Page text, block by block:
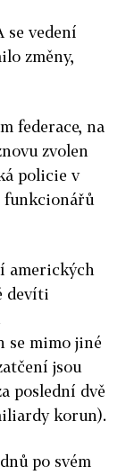
se vedení
změny,
federace, na
zvolen
policie v
funkcionářů
amerických
devíti
se mimo jiné
jsou
poslední dvě
korun).
po svém